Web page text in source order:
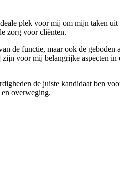
plek voor mij om mijn taken
zorg voor cliënten.
de functie, maar ook de
voor mij belangrijke aspecten
de juiste kandidaat ben
overweging.